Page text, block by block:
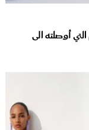
أوصلته الى